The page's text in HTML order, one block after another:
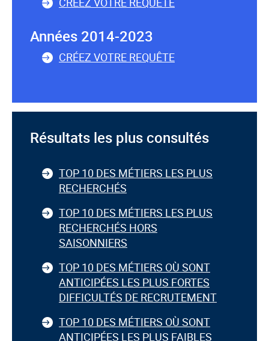
Années 2014-2023
CRÉEZ VOTRE REQUÊTE
Résultats les plus consultés
TOP 10 DES MÉTIERS LES PLUS
RECHERCHÉS
TOP 10 DES MÉTIERS LES PLUS
RECHERCHÉS HORS
SAISONNIERS
TOP 10 DES MÉTIERS OÙ SONT
ANTICIPÉES LES PLUS FORTES
DIFFICULTÉS DE RECRUTEMENT
TOP 10 DES MÉTIERS OÙ SONT
ANTICIPÉES LES PLUS FAIBLES